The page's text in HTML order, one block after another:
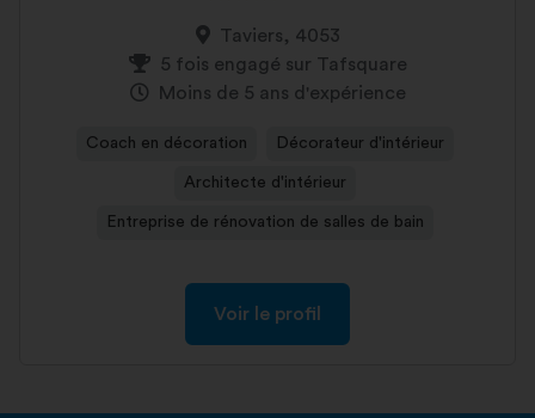
Taviers, 4053
5 fois engagé sur Tafsquare
Moins de 5 ans d'expérience
Coach en décoration Décorateur d'intérieur
Architecte d'intérieur
Entreprise de rénovation de salles de bain
Voir le profil